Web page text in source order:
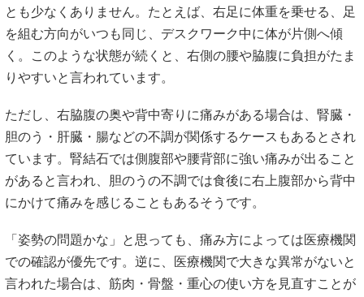
とも少なくありません。たとえば、右足に体重を乗せる、足
を組む方向がいつも同じ、デスクワーク中に体が片側へ傾
く。このような状態が続くと、右側の腰や脇腹に負担がたま
りやすいと言われています。
ただし、右脇腹の奥や背中寄りに痛みがある場合は、腎臓・
胆のう・肝臓・腸などの不調が関係するケースもあるとされ
ています。腎結石では側腹部や腰背部に強い痛みが出ること
があると言われ、胆のうの不調では食後に右上腹部から背中
にかけて痛みを感じることもあるそうです。
「姿勢の問題かな」と思っても、痛み方によっては医療機関
での確認が優先です。逆に、医療機関で大きな異常がないと
言われた場合は、筋肉・骨盤・重心の使い方を見直すことが